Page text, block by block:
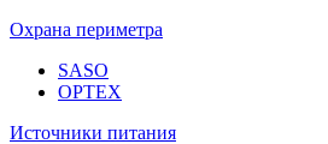
Охрана периметра
SASO
OPTEX
Источники питания